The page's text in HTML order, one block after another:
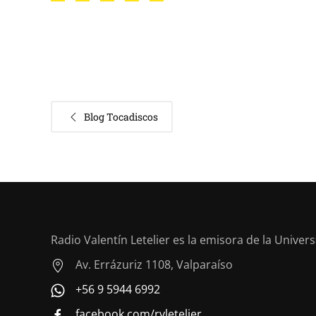
Blog Tocadiscos
Radio Valentín Letelier es la emisora de la
Av. Errázuriz 1108, Valparaíso
+56 9 5944 6992